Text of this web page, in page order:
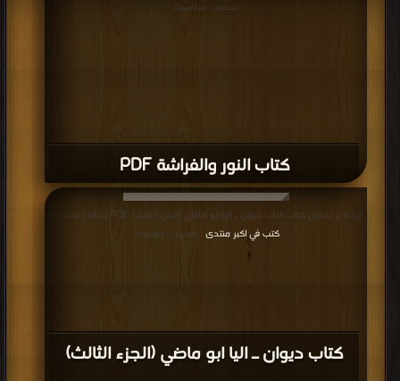
كتاب النور والفراشة PDF
التحميل : مرة/مرات
كتاب ديوان ـ اليا ابو ماضي (الجزء الثالث)
قراءة و تحميل كتاب كتاب ديوان ـ اليا ابو ماضي (الجزء الثالث) PDF مجانا | مكتبة >
كتب في اكبر منتدى
| التحميل : مرة/مرات